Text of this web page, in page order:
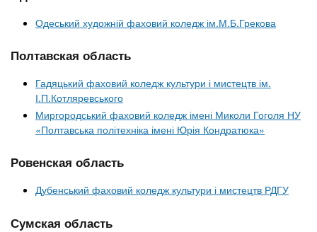
Одеський художній фаховий коледж ім.М.Б.Грекова
Полтавская область
Гадяцький фаховий коледж культури і мистецтв ім.
І.П.Котляревського
Миргородський фаховий коледж імені Миколи Гоголя НУ
«Полтавська політехніка імені Юрія Кондратюка»
Ровенская область
Дубенський фаховий коледж культури і мистецтв РДГУ
Сумская область